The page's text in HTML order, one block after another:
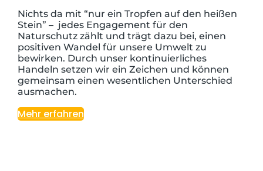
Nichts da mit “nur ein Tropfen auf den heißen
Stein” – jedes Engagement für den
Naturschutz zählt und trägt dazu bei, einen
positiven Wandel für unsere Umwelt zu
bewirken. Durch unser kontinuierliches
Handeln setzen wir ein Zeichen und können
gemeinsam einen wesentlichen Unterschied
ausmachen.
Mehr erfahren